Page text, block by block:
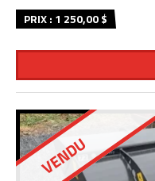
PRIX : 1 250,00 $
VENDU